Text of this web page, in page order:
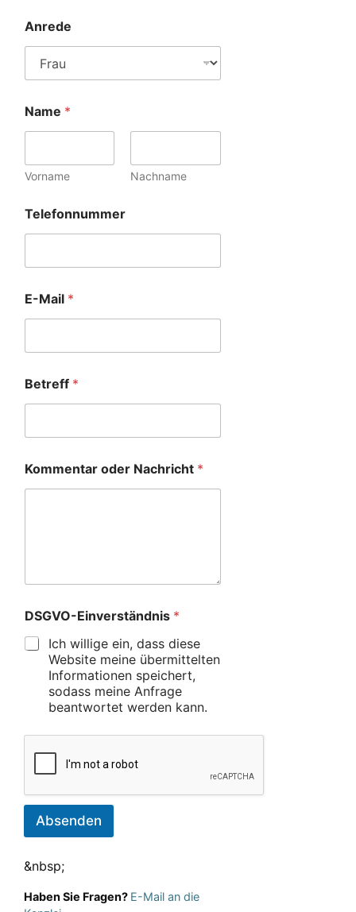
Anrede
Name *
Vorname Nachname
Telefonnummer
E-Mail *
Betreff *
Kommentar oder Nachricht *
DSGVO-Einverständnis *
Ich willige ein, dass diese
Website meine übermittelten
Informationen speichert,
sodass meine Anfrage
beantwortet werden kann.
Absenden
&nbsp;
Haben Sie Fragen? E-Mail an die